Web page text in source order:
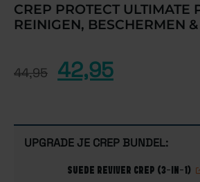
CREP PROTECT ULTIMATE
REINIGEN, BESCHERMEN
44,95 42,95
UPGRADE JE CREP BUNDEL:
SUEDE REVIVER CREP (3-IN-1)